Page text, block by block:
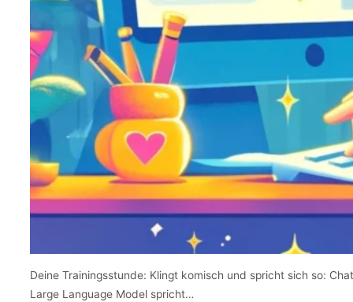
Deine Trainingsstunde: Klingt komisch und spricht sich so:
Large Language Model spricht…